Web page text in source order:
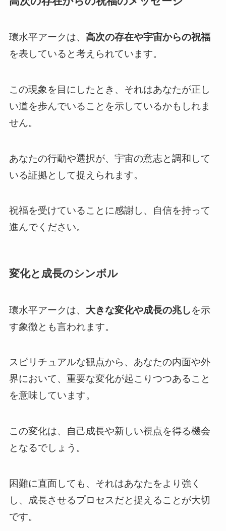
環水平アークは、 高次の存在や宇宙からの祝福
を表していると考えられています。
この現象を目にしたとき、それはあなたが正し
い道を歩んでいることを示しているかもしれま
せん。
あなたの行動や選択が、宇宙の意志と調和して
いる証拠として捉えられます。
祝福を受けていることに感謝し、自信を持って
進んでください。
変化と成長のシンボル
環水平アークは、 大きな変化や成長の兆しを示
す象徴とも言われます。
スピリチュアルな観点から、あなたの内面や外
界において、重要な変化が起こりつつあること
を意味しています。
この変化は、自己成長や新しい視点を得る機会
となるでしょう。
困難に直面しても、それはあなたをより強く
し、成長させるプロセスだと捉えることが大切
です。